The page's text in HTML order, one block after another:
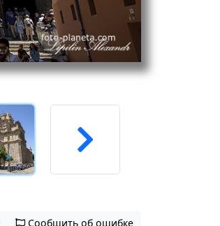
Сообщить об ошибке